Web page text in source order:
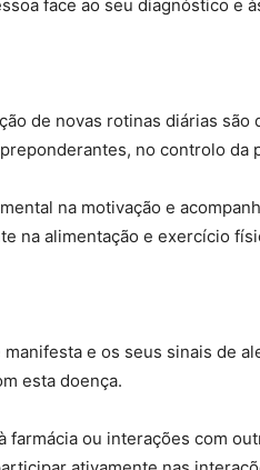
face ao seu diagnóstico e
de novas rotinas diárias são
no controlo da
na motivação e
na alimentação e exercício
e os seus sinais de
esta doença.
farmácia ou interações com